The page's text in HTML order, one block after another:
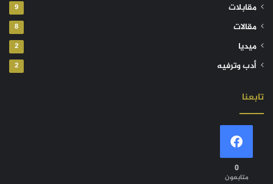
مقابلات 9
مقالات 8
ميديا 2
أدب وترفيه 2
تابعنا
0
متابعون